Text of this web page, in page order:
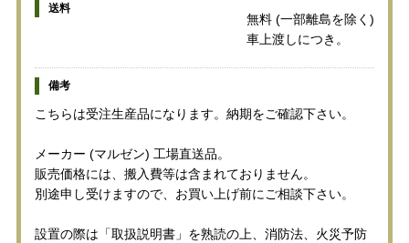
送料
無料 (一部離島を除く)
車上渡しにつき。
備考
こちらは受注生産品になります。納期をご確認下さい。
メーカー (マルゼン) 工場直送品。
販売価格には、搬入費等は含まれておりません。
別途申し受けますので、お買い上げ前にご相談下さい。
設置の際は「取扱説明書」を熟読の上、消防法、火災予防